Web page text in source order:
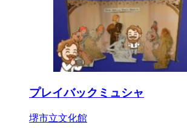
プレイバックミュシャ
堺市立文化館